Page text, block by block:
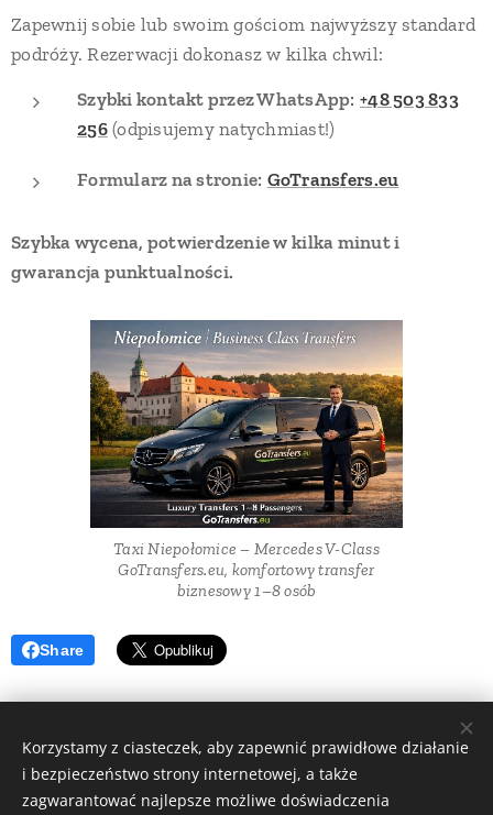
Zapewnij sobie lub swoim gościom najwyższy standard
podróży. Rezerwacji dokonasz w kilka chwil:
Szybki kontakt przez WhatsApp: +48 503 833
256(odpisujemy natychmiast!)
Formularz na stronie: GoTransfers.eu
Szybka wycena, potwierdzenie w kilka minut i
gwarancja punktualności.
Taxi Niepołomice – Mercedes V-Class
GoTransfers.eu, komfortowy transfer
biznesowy 1–8 osób
Share
All rights reserved | GoTransfers 2025
Korzystamy z ciasteczek, aby zapewnić prawidłowe działanie
i bezpieczeństwo strony internetowej, a także
zagwarantować najlepsze możliwe doświadczenia